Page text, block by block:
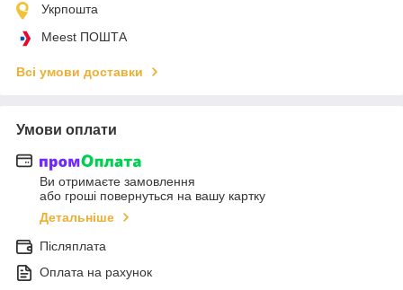
Укрпошта
Meest ПОШТА
Всі умови доставки
Умови оплати
Ви отримаєте замовлення
або гроші повернуться на вашу картку
Детальніше
Післяплата
Оплата на рахунок